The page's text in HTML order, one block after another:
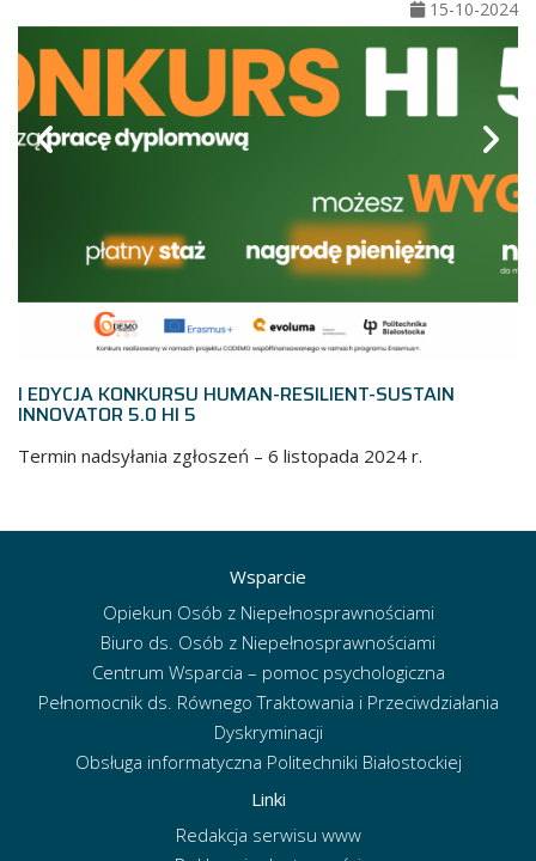
15-10-2024
I EDYCJA KONKURSU HUMAN-RESILIENT-SUSTAIN
INNOVATOR 5.0 HI 5
Termin nadsyłania zgłoszeń – 6 listopada 2024 r.
Wsparcie
Opiekun Osób z Niepełnosprawnościami
Biuro ds. Osób z Niepełnosprawnościami
Centrum Wsparcia – pomoc psychologiczna
Pełnomocnik ds. Równego Traktowania i Przeciwdziałania
Dyskryminacji
Obsługa informatyczna Politechniki Białostockiej
Linki
Redakcja serwisu www